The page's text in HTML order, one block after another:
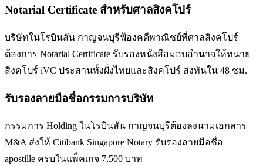
Notarial Certificate สำหรับศาลสิงคโปร์
บริษัทในโรบินสัน กาญจนบุรีฟ้องคดีพาณิชย์ที่ศาลสิงคโปร์
ต้องการ Notarial Certificate รับรองหนังสือมอบอำนาจให้ทนาย
สิงคโปร์ iVC ประสานทั้งฝั่งไทยและสิงคโปร์ ส่งทันใน 48 ชม.
รับรองลายมือชื่อกรรมการบริษัท
กรรมการ Holding ในโรบินสัน กาญจนบุรีต้องลงนามเอกสาร
M&A ส่งให้ Citibank Singapore Notary รับรองลายมือชื่อ +
apostille ครบในแพ็คเกจ 7,500 บาท